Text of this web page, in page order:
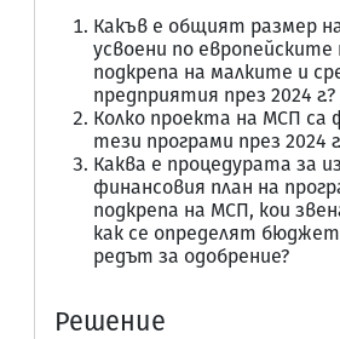
Какъв е общият размер
усвоени по европейските
подкрепа на малките и
предприятия през 2024 г.?
Колко проекта на МСП са
тези програми през 2024
Каква е процедурата за
финансовия план на
подкрепа на МСП, кои
как се определят
редът за одобрение?
Решение